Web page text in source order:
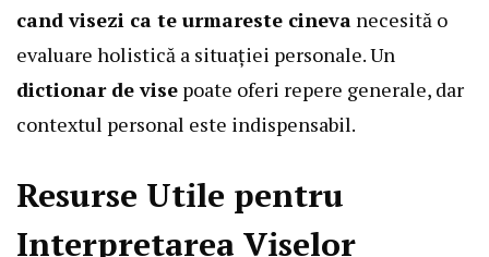
cand visezi ca te urmareste cineva necesită o
evaluare holistică a situației personale. Un
dictionar de vise poate oferi repere generale, dar
contextul personal este indispensabil.
Resurse Utile pentru
Interpretarea Viselor